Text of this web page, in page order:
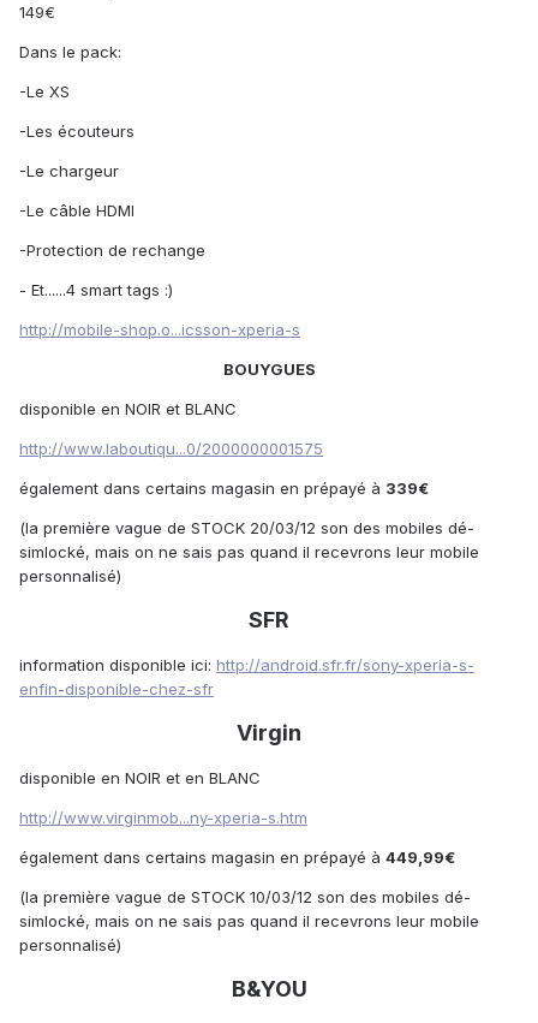
149€
Dans le pack:
-Le XS
-Les écouteurs
-Le chargeur
-Le câble HDMI
-Protection de rechange
- Et......4 smart tags :)
http://mobile-shop.o...icsson-xperia-s
BOUYGUES
disponible en NOIR et BLANC
http://www.laboutiqu...0/2000000001575
également dans certains magasin en prépayé à 339€
(la première vague de STOCK 20/03/12 son des mobiles dé-
simlocké, mais on ne sais pas quand il recevrons leur mobile
personnalisé)
SFR
information disponible ici: http://android.sfr.fr/sony-xperia-s-
enfin-disponible-chez-sfr
Virgin
disponible en NOIR et en BLANC
http://www.virginmob...ny-xperia-s.htm
également dans certains magasin en prépayé à 449,99€
(la première vague de STOCK 10/03/12 son des mobiles dé-
simlocké, mais on ne sais pas quand il recevrons leur mobile
personnalisé)
B&YOU